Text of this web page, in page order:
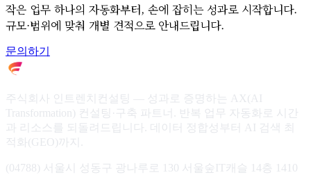
작은 업무 하나의 자동화부터, 손에 잡히는 성과로 시작합니다.
규모·범위에 맞춰 개별 견적으로 안내드립니다.
문의하기
주식회사 인트렌치컨설팅 — 성과로 증명하는 AX(AI
Transformation) 컨설팅·구축 파트너. 반복 업무 자동화로 시간
과 리소스를 되돌려드립니다. 데이터 정합성부터 AI 검색 최
적화(GEO)까지.
(04788) 서울시 성동구 광나루로 130 서울숲IT캐슬 14층 1410